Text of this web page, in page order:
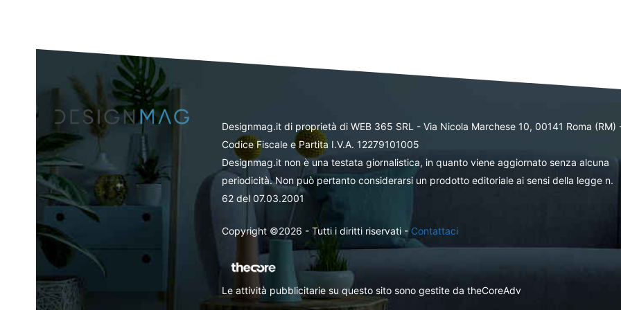
Designmag.it di proprietà di WEB 365 SRL - Via Nicola Marchese 10, 00141 Roma (RM)
Codice Fiscale e Partita I.V.A. 12279101005
Designmag.it non è una testata giornalistica, in quanto viene aggiornato senza alcuna
periodicità. Non può pertanto considerarsi un prodotto editoriale ai sensi della legge n.
62 del 07.03.2001
Copyright ©2026 - Tutti i diritti riservati -Contattaci
Le attività pubblicitarie su questo sito sono gestite da theCoreAdv